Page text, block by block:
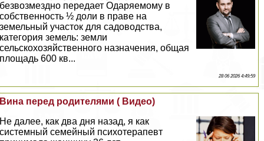
безвозмездно передает Одаряемому в
собственность ½ доли в праве на
земельный участок для садоводства,
категория земель: земли
сельскохозяйственного назначения, общая
площадь 600 кв...
28 06 2026 4:49:59
Вина перед родителями ( Видео)
Не далее, как два дня назад, я как
системный семейный психотерапевт